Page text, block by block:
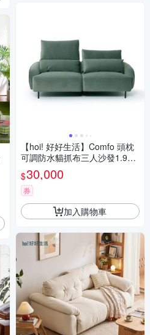
【hoi! 好好生活】Comfo 頭枕
可調防水貓抓布三人沙發1.9M
深綠
$30,000
券
加入購物車